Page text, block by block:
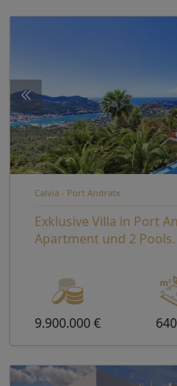
Calvia - Port Andratx
Exklusive Villa in Port
Apartment und 2 Pools.
9.900.000 €